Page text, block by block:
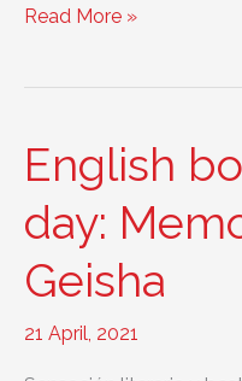
English
World
Without
End
Read More »
English
day:
Geisha
21 April, 2021